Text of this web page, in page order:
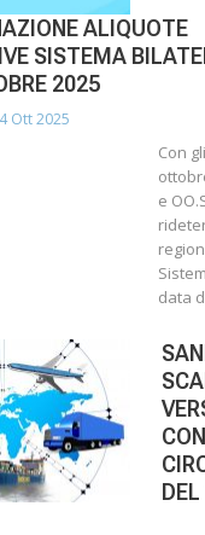
ALIQUOTE
SISTEMA
2025
Ott 2025
Con
e
data